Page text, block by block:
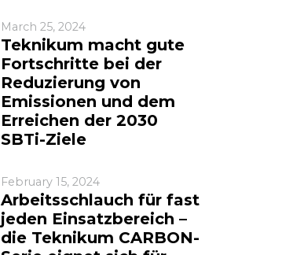
March 25, 2024
Teknikum macht gute
Fortschritte bei der
Reduzierung von
Emissionen und dem
Erreichen der 2030
SBTi-Ziele
February 15, 2024
Arbeitsschlauch für fast
jeden Einsatzbereich –
die Teknikum CARBON-